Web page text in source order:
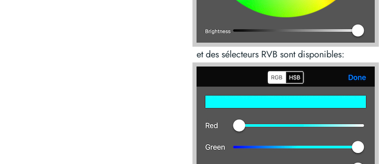
et des sélecteurs RVB sont disponibles: